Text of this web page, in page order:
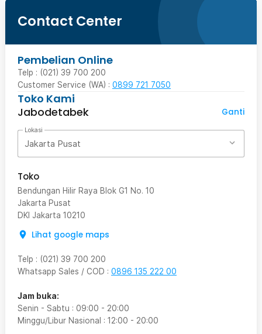
Segala Bentuk Rintangan
Roborock Xiaowa ini bisa menerjang rintangan dengan ketinggian
hingga 2 cm sehingga robot ini dapat membersihkan rumah dengan
lebih optimal tanpa ada debu yang terlewat.
Kelengkapan Produk
Rincian yang Anda dapatkan untuk pembelian produk ini:
C10/E20
Contact Center
Pembelian Online
Telp : (021) 39 700 200
Customer Service (WA) : 0899 721 7050
Toko Kami
Jabodetabek
Ganti
Lokasi
Jakarta Pusat
Toko
Bendungan Hilir Raya Blok G1 No. 10
Jakarta Pusat
DKI Jakarta 10210
Lihat google maps
Telp : (021) 39 700 200
Whatsapp Sales / COD : 0896 135 222 00
Jam buka:
Senin - Sabtu : 09:00 - 20:00
Minggu/Libur Nasional : 12:00 - 20:00